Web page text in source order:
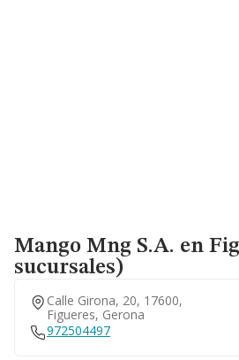
Mango Mng S.a. en
sucursales)
Calle Girona, 20, 17600,
Figueres, Gerona
972504497